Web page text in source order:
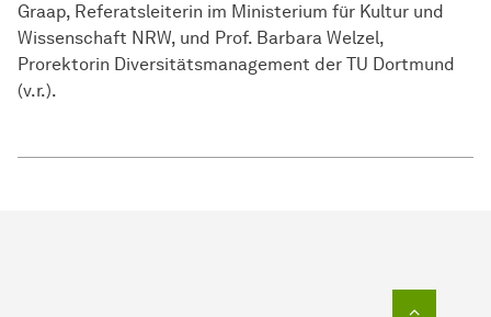
Graap, Referatsleiterin im Ministerium für Kultur und
Wissenschaft NRW, und Prof. Barbara Welzel,
Prorektorin Diversitätsmanagement der TU Dortmund
(v.r.).